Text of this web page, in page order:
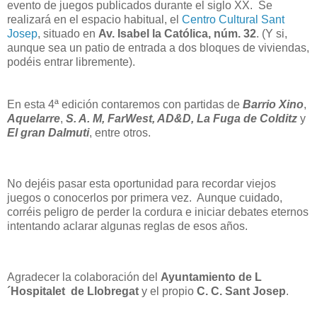
evento de juegos publicados durante el siglo XX. Se
realizará en el espacio habitual, el Centro Cultural Sant
Josep, situado en Av. Isabel la Católica, núm. 32. (Y si,
aunque sea un patio de entrada a dos bloques de viviendas,
podéis entrar libremente).
En esta 4ª edición contaremos con partidas de Barrio Xino,
Aquelarre, S. A. M, FarWest, AD&D, La Fuga de Colditz y
El gran Dalmuti, entre otros.
No dejéis pasar esta oportunidad para recordar viejos
juegos o conocerlos por primera vez. Aunque cuidado,
corréis peligro de perder la cordura e iniciar debates eternos
intentando aclarar algunas reglas de esos años.
Agradecer la colaboración del Ayuntamiento de L
´Hospitalet de Llobregat y el propio C. C. Sant Josep.